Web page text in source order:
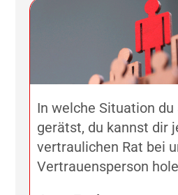
In welche Situation
gerätst, du kannst dir
vertraulichen Rat bei
Vertrauensperson